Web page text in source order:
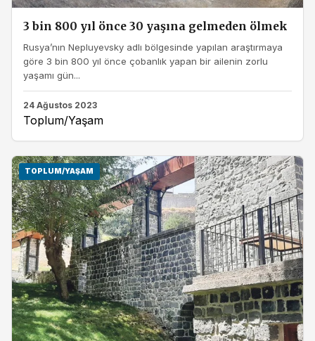
3 bin 800 yıl önce 30 yaşına gelmeden ölmek
Rusya’nın Nepluyevsky adlı bölgesinde yapılan araştırmaya
göre 3 bin 800 yıl önce çobanlık yapan bir ailenin zorlu
yaşamı gün...
24 Ağustos 2023
Toplum/Yaşam
TOPLUM/YAŞAM